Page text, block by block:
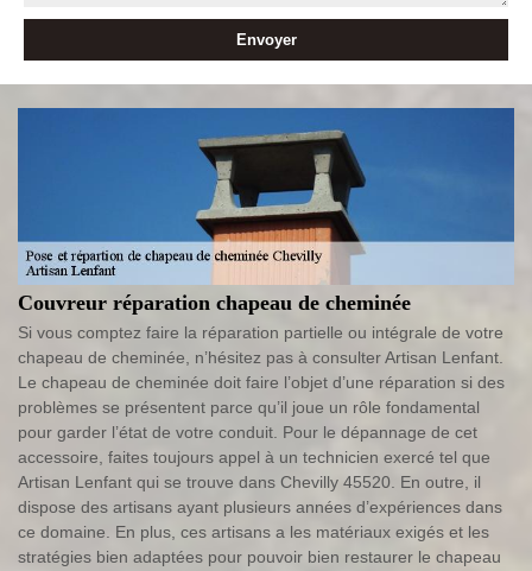
Couvreur réparation chapeau de cheminée
Si vous comptez faire la réparation partielle ou intégrale de votre
chapeau de cheminée, n’hésitez pas à consulter Artisan Lenfant.
Le chapeau de cheminée doit faire l’objet d’une réparation si des
problèmes se présentent parce qu’il joue un rôle fondamental
pour garder l’état de votre conduit. Pour le dépannage de cet
accessoire, faites toujours appel à un technicien exercé tel que
Artisan Lenfant qui se trouve dans Chevilly 45520. En outre, il
dispose des artisans ayant plusieurs années d’expériences dans
ce domaine. En plus, ces artisans a les matériaux exigés et les
stratégies bien adaptées pour pouvoir bien restaurer le chapeau